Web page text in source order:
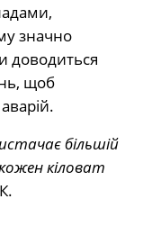
значно
доводиться
щоб
більшій
кіловат